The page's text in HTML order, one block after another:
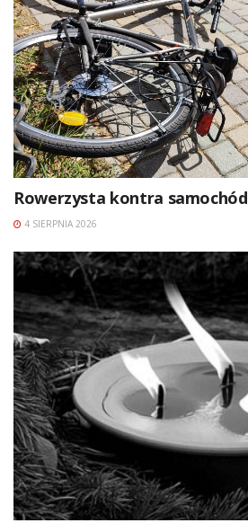
Rowerzysta kontra samochód
4 SIERPNIA 2026